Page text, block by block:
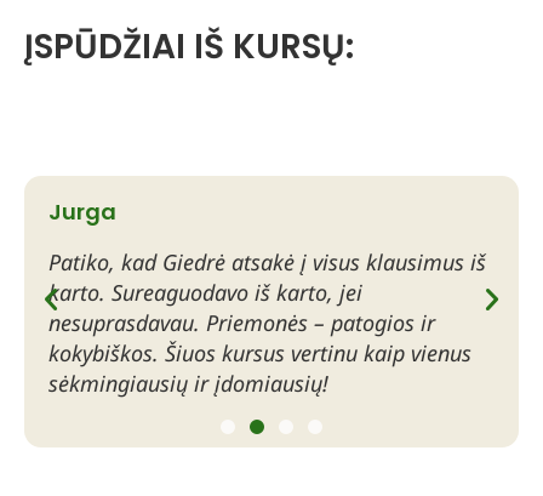
ĮSPŪDŽIAI IŠ KURSŲ:
Jurga
Patiko, kad Giedrė atsakė į visus klausimus iš
karto. Sureaguodavo iš karto, jei
nesuprasdavau. Priemonės – patogios ir
kokybiškos. Šiuos kursus vertinu kaip vienus
sėkmingiausių ir įdomiausių!